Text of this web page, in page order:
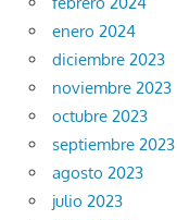
enero 2024
diciembre 2023
noviembre 2023
octubre 2023
septiembre 2023
agosto 2023
julio 2023